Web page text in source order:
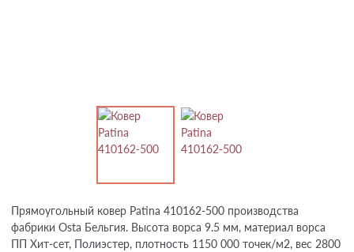
Прямоугольный ковер Patina 410162-500 производства
фабрики Osta Бельгия. Высота ворса 9.5 мм, материал ворса
ПП Хит-сет, Полиэстер, плотность 1150 000 точек/м2, вес 2800